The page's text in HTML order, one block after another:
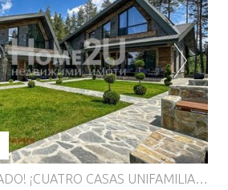
CARGANDO...
¡COMPLEJO CERRADO! ¡CUATRO CASAS UNIFAMILIARES! ¡TSIGOV CHARK! ¡Abraza la tranquilidad de la vida en la montaña! Situado a orillas de la presa de Batak, entre altos pinos y unas vistas impresionantes, este complejo cerrado cuenta con 4 casas unifamiliares con una superficie total de 3360 metros cuadrados. Cada uno de los edificios está amueblado en un estilo moderno y elegante en combinación con elementos naturales. En la parcela también hay una zona de spa al aire libre con sauna y jacuzzi, así como una barbacoa y una chimenea con zona de estar. El complejo es la oportunidad ideal para una nueva propiedad de inversión, que ya es bien conocida por los turistas de todo el país. Precio con IVA: 2 200 000 Euro Llame ahora y ciña el siguiente código: 89498